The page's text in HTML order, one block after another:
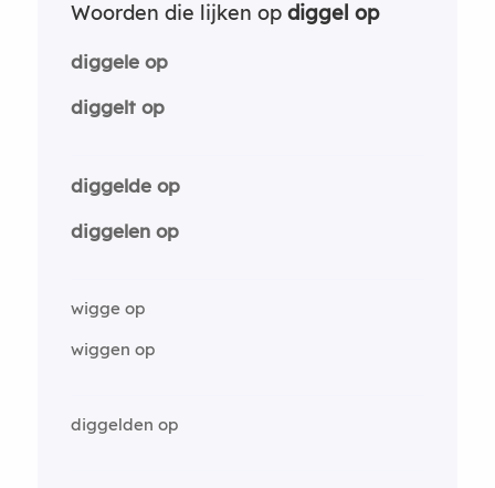
Woorden die lijken op diggel op
diggele op
diggelt op
diggelde op
diggelen op
wigge op
wiggen op
diggelden op